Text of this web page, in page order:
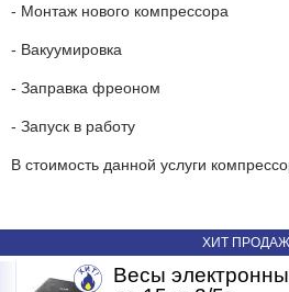
- Монтаж нового компрессора
- Вакуумировка
- Заправка фреоном
- Запуск в работу
В стоимость данной услуги
ХИТ ПРОДАЖ
Весы